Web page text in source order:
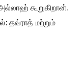
கூறுகிறான்.
தவ்ராத் மற்றும்